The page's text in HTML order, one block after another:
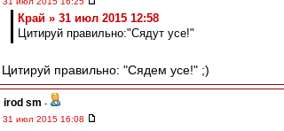
Край » 31 июл 2015 12:58
Цитируй правильно:"Сядут усе!"
Цитируй правильно: "Сядем усе!" ;)
irod sm -
31 июл 2015 16:08